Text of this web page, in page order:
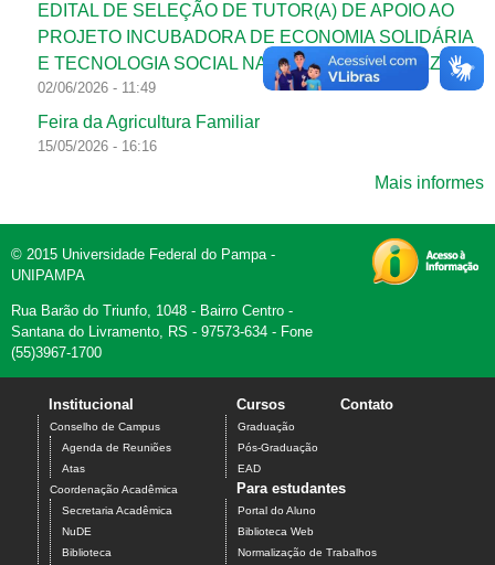
EDITAL DE SELEÇÃO DE TUTOR(A) DE APOIO AO
PROJETO INCUBADORA DE ECONOMIA SOLIDÁRIA
E TECNOLOGIA SOCIAL NA FRONTEIRA DA PAZ
02/06/2026 - 11:49
Feira da Agricultura Familiar
15/05/2026 - 16:16
Mais informes
© 2015 Universidade Federal do Pampa -
UNIPAMPA
Rua Barão do Triunfo, 1048 - Bairro Centro -
Santana do Livramento, RS - 97573-634 - Fone
(55)3967-1700
Institucional
Conselho de Campus
Agenda de Reuniões
Atas
Coordenação Acadêmica
Secretaria Acadêmica
NuDE
Biblioteca
Cursos
Graduação
Pós-Graduação
EAD
Contato
Para estudantes
Portal do Aluno
Biblioteca Web
Normalização de Trabalhos